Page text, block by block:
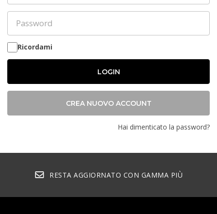
Ricordami
LOGIN
CREA NUOVO ACCOUNT
Hai dimenticato la password?
RESTA AGGIORNATO CON GAMMA PIÙ